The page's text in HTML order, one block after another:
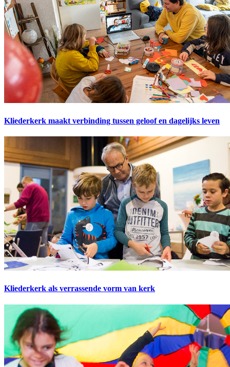
Kliederkerk maakt verbinding tussen geloof en dagelijks leven
Kliederkerk als verrassende vorm van kerk